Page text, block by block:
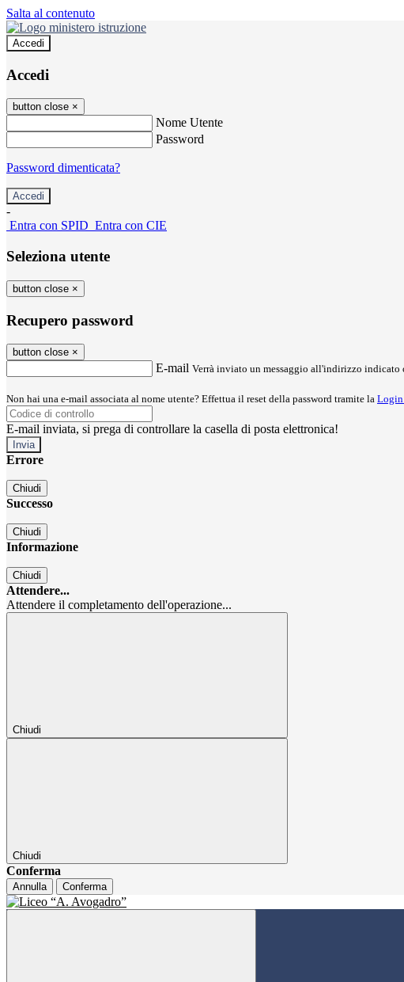
Salta al contenuto
Accedi
Accedi
button close ×
Nome Utente
Password
Password dimenticata?
-
Entra con SPID Entra con CIE
Seleziona utente
button close ×
Recupero password
button close ×
E-mail Verrà inviato un messaggio all'indirizzo indicato
Non hai una e-mail associata al nome utente? Effettua il reset della password tramite la Login
E-mail inviata, si prega di controllare la casella di posta elettronica!
Errore
Chiudi
Successo
Chiudi
Informazione
Chiudi
Attendere...
Attendere il completamento dell'operazione...
Chiudi
Chiudi
Conferma
Annulla Conferma